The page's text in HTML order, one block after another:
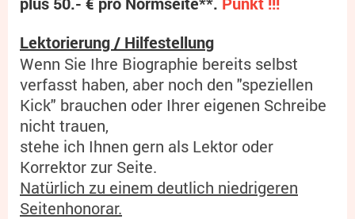
Lektorierung / Hilfestellung
Wenn Sie Ihre Biographie bereits selbst
verfasst haben, aber noch den "speziellen
Kick" brauchen oder Ihrer eigenen Schreibe
nicht trauen,
stehe ich Ihnen gern als Lektor oder
Korrektor zur Seite.
Natürlich zu einem deutlich niedrigeren
Seitenhonorar.